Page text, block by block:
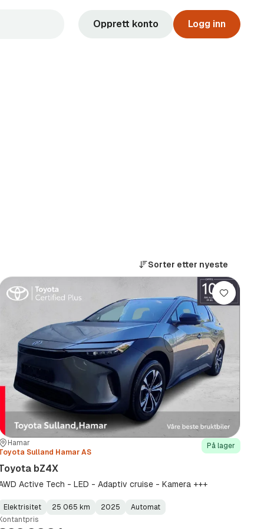
Opprett konto Logg inn
Sorter etter nyeste
Sted:
Hamar
Forhandler:
Sulland Hamar AS
På lager
bZ4X
Active Tech - LED - Adaptiv cruise - Kamera +++
Fuel
:
Elektrisitet
Kilometerstand:
25 065 km
Model
:
2025
Gearbox
:
Automat
Kontantpris
Lagre